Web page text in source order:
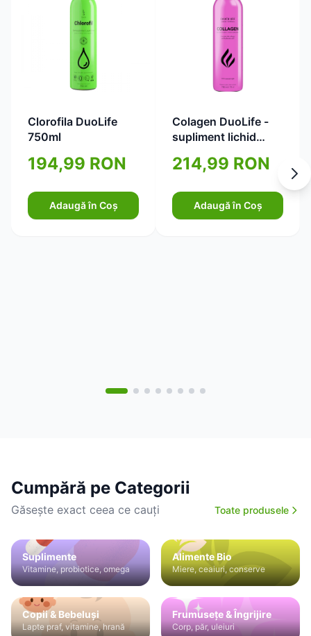
Clorofila DuoLife
750ml
194,99 RON
Adaugă în Coș
Colagen DuoLife -
supliment lichid
elastica 750ml
214,99 RON
Adaugă în Coș
Cumpără pe Categorii
Găsește exact ceea ce cauți Toate produsele
Suplimente
Vitamine, probiotice, omega
Alimente Bio
Miere, ceaiuri, conserve
Copii & Bebeluși
Lapte praf, vitamine, hrană
Frumusețe & Îngrijire
Corp, păr, uleiuri